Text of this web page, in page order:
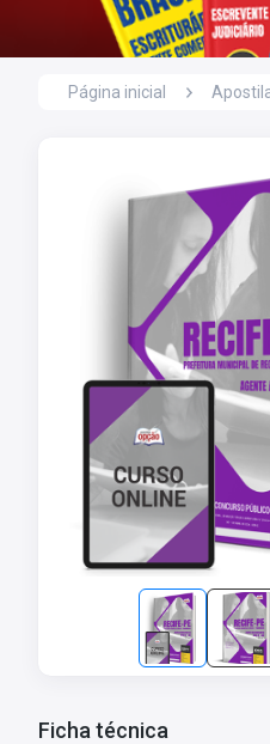
Página inicial
Ficha técnica